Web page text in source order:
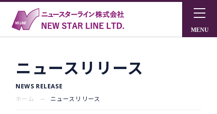
ニュースリリース
NEWS RELEASE
ホーム
ニュースリリース